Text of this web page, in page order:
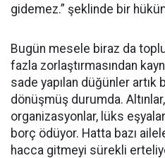
gidemez.” şeklinde bir
Bugün mesele biraz da
fazla zorlaştırmasından
sade yapılan düğünler artık
dönüşmüş durumda.
organizasyonlar, lüks
borç ödüyor. Hatta bazı
hacca gitmeyi sürekli